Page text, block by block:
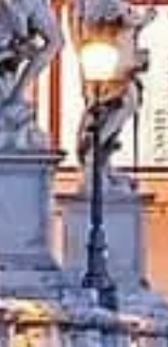
Prenota i biglietti
Castel Sant'Angelo Roma
Informazioni indipendenti e
©2026 Questo sito è
Este site castelsantangelo.org
Todas as marcas registradas
Scegli i tuoi biglietti
Orari di apertura
Cosa vedere
FAQ
Legale